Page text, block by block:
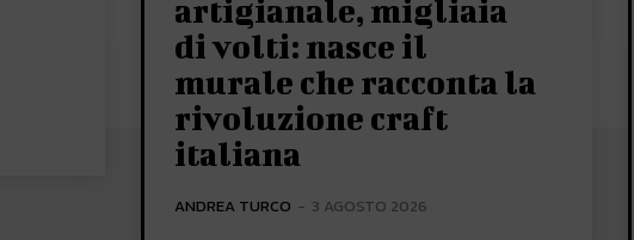
artigianale, migliaia
di volti: nasce il
murale che racconta la
rivoluzione craft
italiana
ANDREA TURCO - 3 AGOSTO 2026